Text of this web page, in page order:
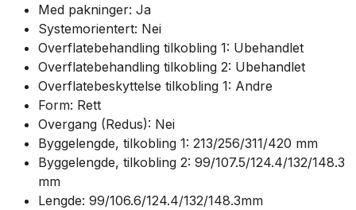
Med pakninger: Ja
Systemorientert: Nei
Overflatebehandling tilkobling 1: Ubehandlet
Overflatebehandling tilkobling 2: Ubehandlet
Overflatebeskyttelse tilkobling 1: Andre
Form: Rett
Overgang (Redus): Nei
Byggelengde, tilkobling 1: 213/256/311/420 mm
Byggelengde, tilkobling 2: 99/107.5/124.4/132/148.3
mm
Lengde: 99/106.6/124.4/132/148.3mm